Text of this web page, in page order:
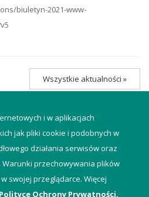
biuletyn-2021-www-
Wszystkie aktualności »
i w aplikacjach
jak pliki cookie i podobnych w
działania serwisów oraz
Warunki przechowywania plików
swojej przeglądarce. Więcej
Polityce Ochrony Prywatności.